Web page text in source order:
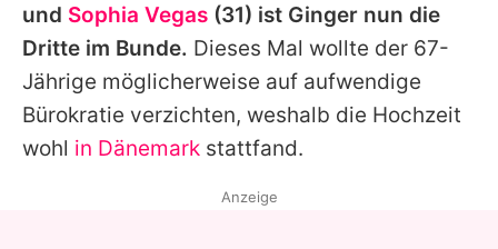
und Sophia Vegas (31) ist Ginger nun die
Dritte im Bunde. Dieses Mal wollte der 67-
Jährige möglicherweise auf aufwendige
Bürokratie verzichten, weshalb die Hochzeit
wohl in Dänemark stattfand.
Anzeige